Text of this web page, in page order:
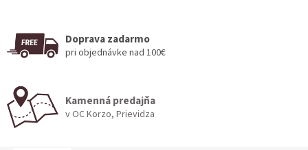
Doprava zadarmo
pri objednávke nad 100€
Kamenná predajňa
v OC Korzo, Prievidza